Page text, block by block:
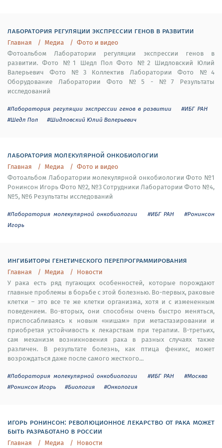
лаборатория регуляции экспрессии генов в развитии
Главная Медиа
Фото и видео
Фотоальбом Лаборатории регуляции экспрессии генов в
развитии. Фото №1 Шедл Пол Фото №2 Шидловский Юлий
Валерьевич Фото №3 Коллектив Лаборатории Фото №4
Оборудование Лаборатории Фото №5 - №7 Результаты
исследований
#Лаборатория регуляции экспрессии генов в развитии
#ИБГ РАН
#Шедл Пол
#Шидловский Юлий Валерьевич
лаборатория молекулярной онкобиологии
Главная Медиа
Фото и видео
Фотоальбом Лаборатории молекулярной онкобиологии Фото №1
Ронинсон Игорь Фото №2, №3 Сотрудники Лаборатории Фото №4,
№5, №6 Результаты исследований
#Лаборатория молекулярной онкобиологии #ИБГ РАН
#Ронинсон
Игорь
ингибиторы генетического перепрограммирования
Главная Медиа
Новости
У рака есть ряд пугающих особенностей, которые порождают
главные проблемы в борьбе с этой болезнью. Во-первых, раковые
клетки – это все те же клетки организма, хотя и с измененным
поведением. Во-вторых, они способны очень быстро меняться,
приспосабливаясь к новым «нишам» при метастазировании и
приобретая устойчивость к лекарствам при терапии. В-третьих,
сам механизм возникновения рака в разных случаях также
различен. В результате болезнь, как птица феникс, может
возрождаться даже после самого жесткого...
#Лаборатория молекулярной онкобиологии #ИБГ РАН
#Москва
#Ронинсон Игорь
#Биология #Онкология
игорь ронинсон: революционное лекарство от рака может
быть разработано в россии
Главная Медиа
Новости